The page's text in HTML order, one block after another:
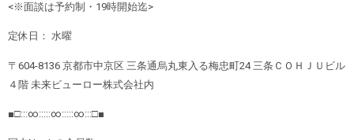
<※面談は予約制・ 19時開始迄>
定休日： 水曜
〒 604-8136 京都市中京区 三条通烏丸東入る梅忠町24 三条ＣＯＨＪＵビル
４階 未来ビューロー株式会社内
■□:::∞:::::∞:::::∞:::□■